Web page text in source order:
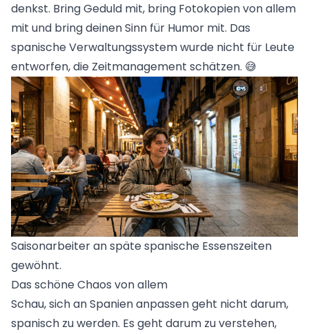
denkst. Bring Geduld mit, bring Fotokopien von allem
mit und bring deinen Sinn für Humor mit. Das
spanische Verwaltungssystem wurde nicht für Leute
entworfen, die Zeitmanagement schätzen. 😅
Saisonarbeiter an späte spanische Essenszeiten
gewöhnt.
Das schöne Chaos von allem
Schau, sich an Spanien anpassen geht nicht darum,
spanisch zu werden. Es geht darum zu verstehen,